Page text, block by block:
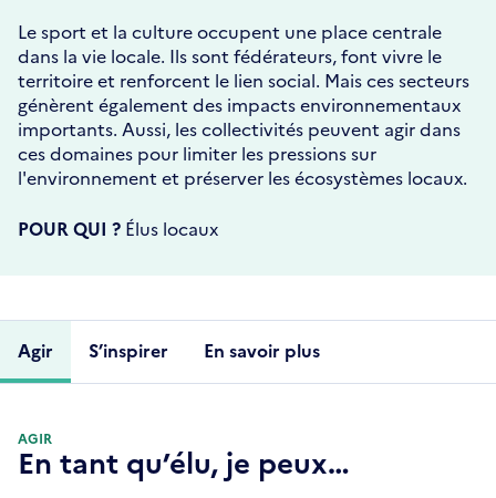
Le sport et la culture occupent une place centrale
dans la vie locale. Ils sont fédérateurs, font vivre le
territoire et renforcent le lien social. Mais ces secteurs
génèrent également des impacts environnementaux
importants. Aussi, les collectivités peuvent agir dans
ces domaines pour limiter les pressions sur
l'environnement et préserver les écosystèmes locaux.
POUR QUI ? Élus locaux
Agir S’inspirer En savoir plus
AGIR
En tant qu’élu, je peux…